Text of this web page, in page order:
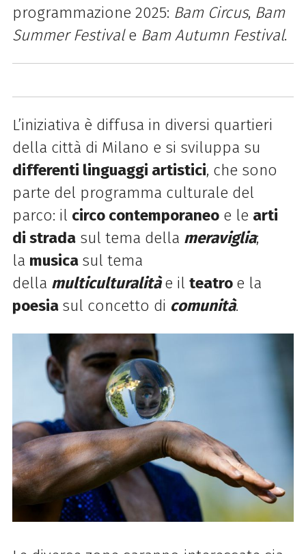
programmazione 2025: Bam Circus, Bam
Summer Festivale Bam Autumn Festival.
L’iniziativa è diffusa in diversi quartieri
della città di Milano e si sviluppa su
differenti linguaggi artistici, che sono
parte del programma culturale del
parco: il circo contemporaneoe le arti
di stradasul tema della meraviglia;
la musica sul tema
della multiculturalità e il teatro e la
poesia sul concetto di comunità.